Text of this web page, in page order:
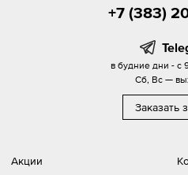
Акции
+7 (383)
в будние дни - с
Сб, Вс —
Заказать